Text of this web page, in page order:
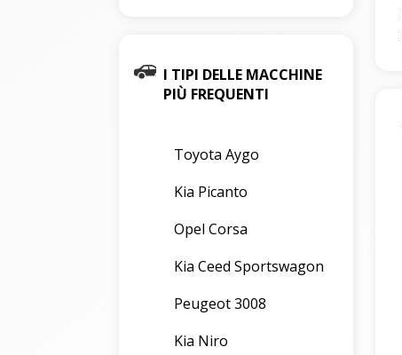
I TIPI DELLE MACCHINE
PIÙ FREQUENTI
Toyota Aygo
Kia Picanto
Opel Corsa
Kia Ceed Sportswagon
Peugeot 3008
Kia Niro